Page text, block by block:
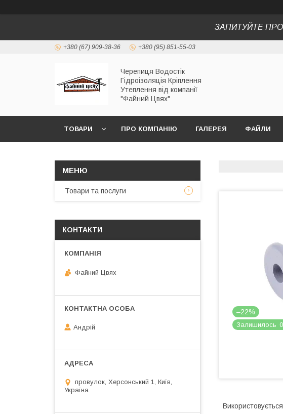
ЗАПИТУЙТЕ
+380 (67) 909-38-36 +380 (95) 851-55-03
Черепиця Водостік
Гідроізоляція Кріплення
Утеплення від компанії
"Файний Цвях"
ТОВАРИ ПРО КОМПАНІЮ ГАЛЕРЕЯ ФАЙЛИ
–22%
Залишилось 0
Товари та послуги
КОНТАКТИ
Файний Цвях
Андрій
провулок, Херсонський 1, Київ,
Україна